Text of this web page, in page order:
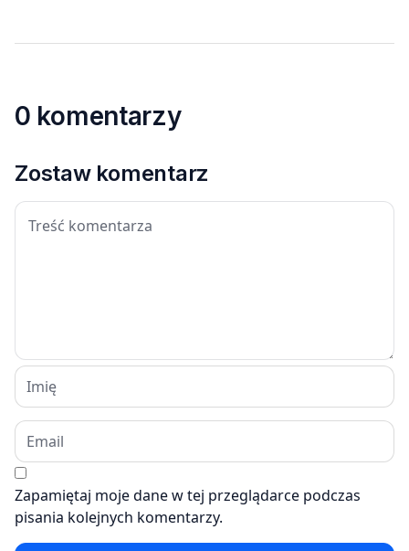
0 komentarzy
Zostaw komentarz
Zapamiętaj moje dane w tej przeglądarce podczas
pisania kolejnych komentarzy.